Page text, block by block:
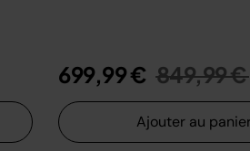
699,99 € Prix
849,99 €
Ajouter au